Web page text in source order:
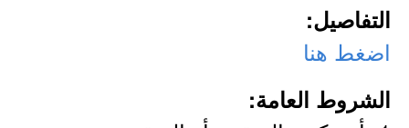
التفاصيل:
اضغط هنا
الشروط العامة: